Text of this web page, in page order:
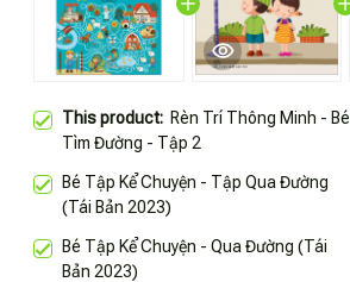
This product: Rèn Trí Thông Minh - Bé
Tìm Đường - Tập 2
Bé Tập Kể Chuyện - Tập Qua Đường
(Tái Bản 2023)
Bé Tập Kể Chuyện - Qua Đường (Tái
Bản 2023)